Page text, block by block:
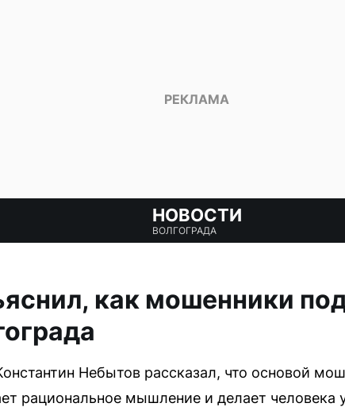
НОВОСТИ
ВОЛГОГРАДА
как мошенники
Небытов рассказал, что основой
рациональное мышление и делает человека